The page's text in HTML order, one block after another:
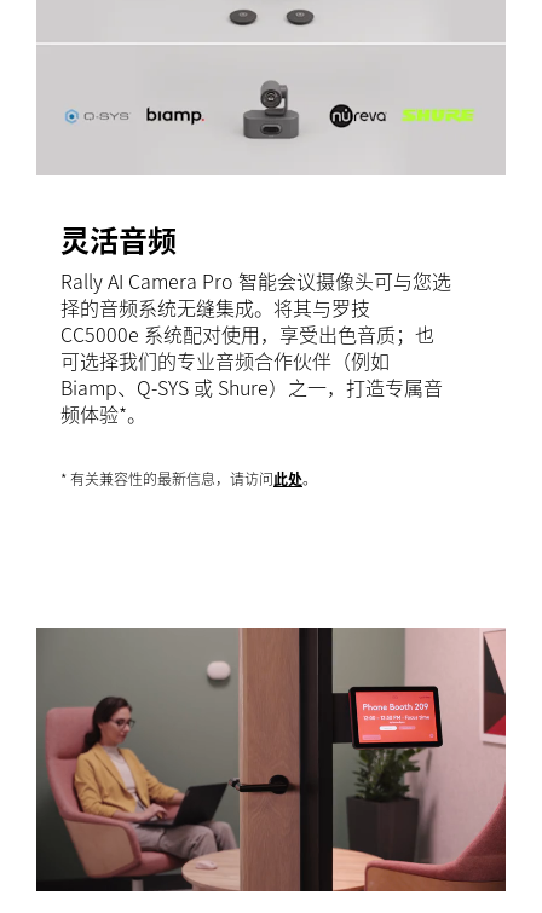
灵活音频
Rally AI Camera Pro 智能会议摄像头可与您选
择的音频系统无缝集成。将其与罗技
CC5000e 系统配对使用，享受出色音质；也
可选择我们的专业音频合作伙伴（例如
Biamp、Q-SYS 或 Shure）之一，打造专属音
频体验*。
* 有关兼容性的最新信息，请访问此处。